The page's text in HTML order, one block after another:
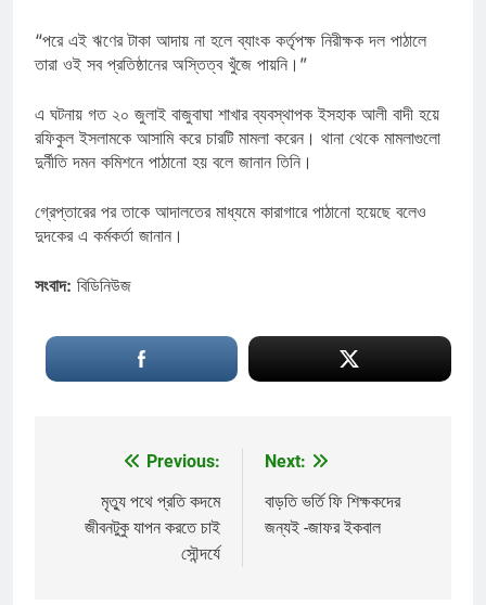
“পরে এই ঋণের টাকা আদায় না হলে ব্যাংক কর্তৃপক্ষ নিরীক্ষক দল পাঠালে
তারা ওই সব প্রতিষ্ঠানের অস্তিত্ব খুঁজে পায়নি।”
এ ঘটনায় গত ২০ জুলাই বাজুবাঘা শাখার ব্যবস্থাপক ইসহাক আলী বাদী হয়ে
রফিকুল ইসলামকে আসামি করে চারটি মামলা করেন। থানা থেকে মামলাগুলো
দুর্নীতি দমন কমিশনে পাঠানো হয় বলে জানান তিনি।
গ্রেপ্তারের পর তাকে আদালতের মাধ্যমে কারাগারে পাঠানো হয়েছে বলেও
দুদকের এ কর্মকর্তা জানান।
সংবাদ: বিডিনিউজ
navigation
Previous:
মৃত্যু পথে প্রতি কদমে
জীবনটুকু যাপন করতে চাই
সৌন্দর্যে
Next:
বাড়তি ভর্তি ফি শিক্ষকদের
জন্যই -জাফর ইকবাল